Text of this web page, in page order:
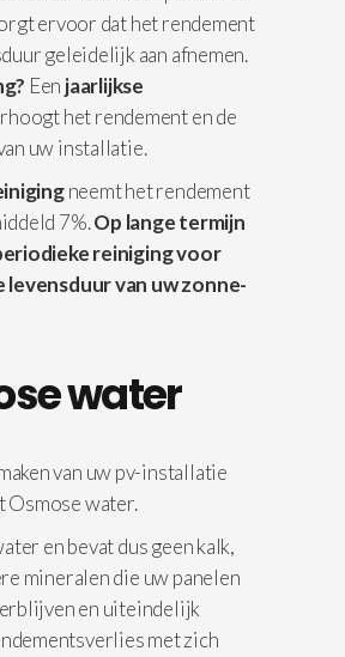
ervoor dat het rendement
geleidelijk aan afnemen.
Een jaarlijkse
het rendement en de
uw installatie.
neemt het rendement
7%.Op lange termijn
reiniging voor
levensduur van uw zonne-
water
van uw pv-installatie
Osmose water.
en bevat dus geen kalk,
mineralen die uw panelen
en uiteindelijk
met zich